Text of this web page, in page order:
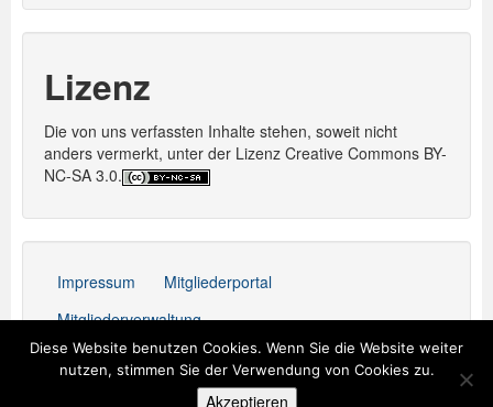
Lizenz
Die von uns verfassten Inhalte stehen, soweit nicht
anders vermerkt, unter der Lizenz Creative Commons BY-
NC-SA 3.0.
Impressum
Mitgliederportal
Mitgliederverwaltung
Stolz präsentiert von WordPress
Diese Website benutzen Cookies. Wenn Sie die Website weiter
nutzen, stimmen Sie der Verwendung von Cookies zu.
Akzeptieren